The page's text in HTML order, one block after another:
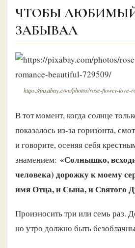
ЧТОБЫ
ЗАБЫВАЛ
https://pixabay.com/photos/rose-flower-love-
В тот момент, когда солнце
показалось из-за горизонта,
и говорите, осеняя себя
знамением: «Солнышко,
человека) дорожку к моему
имя Отца, и Сына, и Святого
Произносить три или семь раз.
но утро должно быть